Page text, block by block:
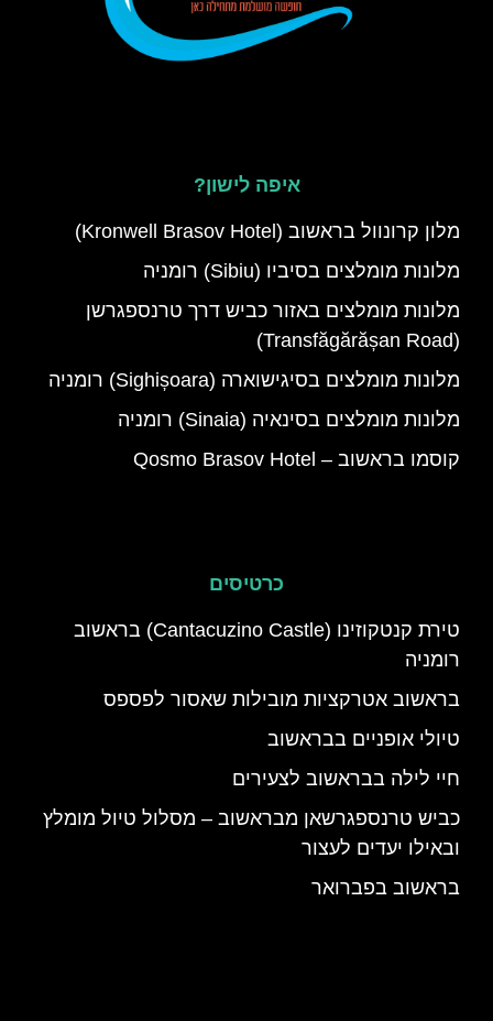
איפה לישון?
מלון קרונוול בראשוב (Kronwell Brasov Hotel)
מלונות מומלצים בסיביו (Sibiu) רומניה
מלונות מומלצים באזור כביש דרך טרנספגרשן
(Transfăgărășan Road)
מלונות מומלצים בסיגישוארה (Sighișoara) רומניה
מלונות מומלצים בסינאיה (Sinaia) רומניה
קוסמו בראשוב – Qosmo Brasov Hotel
כרטיסים
טירת קנטקוזינו (Cantacuzino Castle) בראשוב
רומניה
בראשוב אטרקציות מובילות שאסור לפספס
טיולי אופניים בבראשוב
חיי לילה בבראשוב לצעירים
כביש טרנספגרשאן מבראשוב – מסלול טיול מומלץ
ובאילו יעדים לעצור
בראשוב בפברואר